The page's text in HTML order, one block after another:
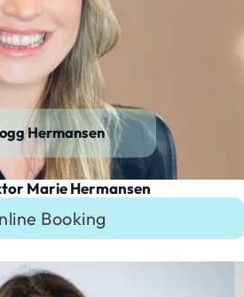
Hermansen
Marie Hermansen
Booking